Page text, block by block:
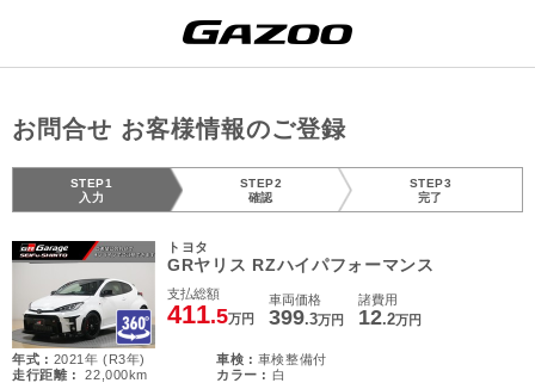
お問合せ お客様情報のご登録
STEP1
入力
STEP2
確認
STEP3
完了
トヨタ
GRヤリス RZハイパフォーマンス
支払総額
411.5万円
車両価格
399.3万円
諸費用
12.2万円
年式 : 2021年 (R3年) 車検 : 車検整備付
走行距離 :
22,000km カラー : 白